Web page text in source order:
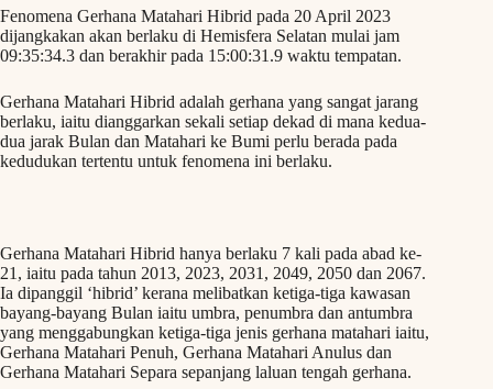
Fenomena Gerhana Matahari Hibrid pada 20 April 2023
dijangkakan akan berlaku di Hemisfera Selatan mulai jam
09:35:34.3 dan berakhir pada 15:00:31.9 waktu tempatan.
Gerhana Matahari Hibrid adalah gerhana yang sangat jarang
berlaku, iaitu dianggarkan sekali setiap dekad di mana kedua-
dua jarak Bulan dan Matahari ke Bumi perlu berada pada
kedudukan tertentu untuk fenomena ini berlaku.
Gerhana Matahari Hibrid hanya berlaku 7 kali pada abad ke-
21, iaitu pada tahun 2013, 2023, 2031, 2049, 2050 dan 2067.
Ia dipanggil ‘hibrid’ kerana melibatkan ketiga-tiga kawasan
bayang-bayang Bulan iaitu umbra, penumbra dan antumbra
yang menggabungkan ketiga-tiga jenis gerhana matahari iaitu,
Gerhana Matahari Penuh, Gerhana Matahari Anulus dan
Gerhana Matahari Separa sepanjang laluan tengah gerhana.